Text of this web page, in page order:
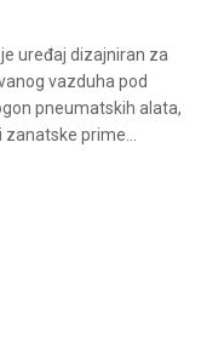
uređaj dizajniran za
vazduha pod
pneumatskih alata,
zanatske prime